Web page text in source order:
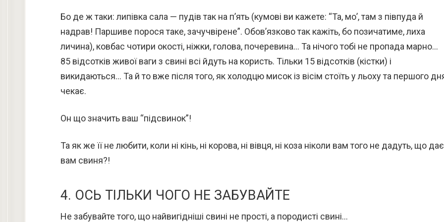
Бо де ж таки: липівка сала — пудів так на п’ять (кумові ви кажете: “Та, мо’, там з півпуда й
надрав! Паршиве порося таке, зачучвірене”. Обов’язково так кажіть, бо позичатиме, лиха
личина), ковбас чотири окості, ніжки, голова, почеревина… Та нічого тобі не пропада марно…
85 відсотків живої ваги з свині всі йдуть на користь. Тільки 15 відсотків (кістки) і
викидаються… Та й то вже після того, як холодцю мисок із вісім стоїть у льоху та першого
чекає.
Он що значить ваш “підсвинок”!
Та як же її не любити, коли ні кінь, ні корова, ні вівця, ні коза ніколи вам того не дадуть, що дає
вам свиня?!
4. ОСЬ ТІЛЬКИ ЧОГО НЕ ЗАБУВАЙТЕ
Не забувайте того, що найвигідніші свині не прості, а породисті свині…